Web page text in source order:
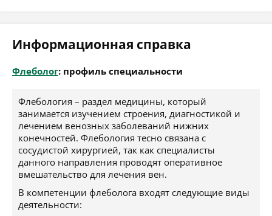
Информационная справка
Флеболог: профиль специальности
Флебология – раздел медицины, который
занимается изучением строения, диагностикой и
лечением венозных заболеваний нижних
конечностей. Флебология тесно связана с
сосудистой хирургией, так как специалисты
данного направления проводят оперативное
вмешательство для лечения вен.
В компетенции флеболога входят следующие виды
деятельности: